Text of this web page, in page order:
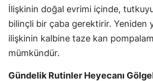
İlişkinin doğal evrimi içinde,
bilinçli bir çaba gerektirir. Yeniden
ilişkinin kalbine taze kan
mümkündür.
Gündelik Rutinler Heyecanı